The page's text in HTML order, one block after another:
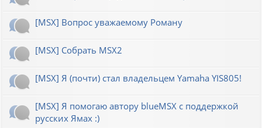
[MSX] Вопрос уважаемому Роману
[MSX] Собрать MSX2
[MSX] Я (почти) стал владельцем Yamaha YIS805!
[MSX] Я помогаю автору blueMSX с поддержкой
русских Ямах :)